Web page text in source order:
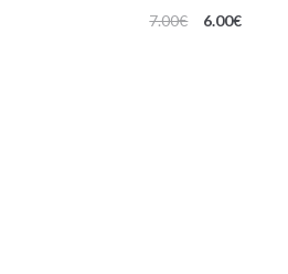
7.00€
Algne
6.00€